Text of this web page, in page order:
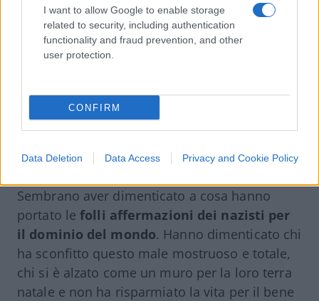
I want to allow Google to enable storage
related to security, including authentication
functionality and fraud prevention, and other
user protection.
CONFIRM
Data Deletion Data Access Privacy and Cookie Policy
criminale e mortale. Tuttavia,
globaliste occidentaliparlano ancora della
loro esclusività, provocano conflitti e
sconvolgimenti sanguinosi, seminano odio,
distruggono la famiglia, i valori tradizionali
che rendono una persona una persona. E tutto
loro volontà, i loro diritti, regole e, di fatto, un
Sembrano aver dimenticato a cosa hanno
portato lefolli affermazioni dei nazisti per
il dominio del mondo. Hanno dimenticato chi
ha sconfitto questo male mostruoso e totale,
chi si è alzato come un muro per la loro terra
natale e non ha risparmiato la vita per il bene